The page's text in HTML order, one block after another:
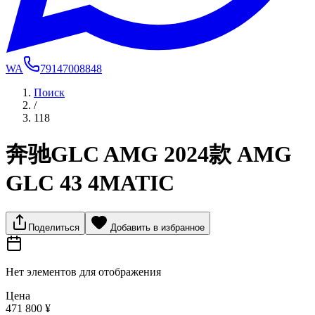
WA
79147008848
Поиск
/
118
奔驰GLC AMG 2024款 AMG
GLC 43 4MATIC
Поделиться Добавить в избранное
Нет элементов для отображения
Цена
471 800 ¥